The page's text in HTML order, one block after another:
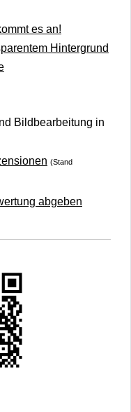
es an!
Hintergrund
Bildbearbeitung in
(Stand
abgeben